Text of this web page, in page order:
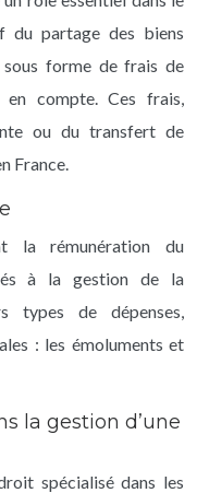
du partage des biens
sous forme de frais de
compte. Ces frais,
ou du transfert de
France.
la rémunération du
à la gestion de la
types de dépenses,
: les émoluments et
la gestion d’une
spécialisé dans les